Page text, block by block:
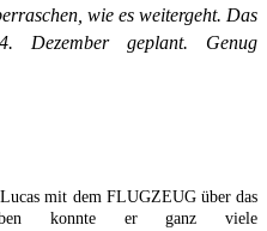
wie es weitergeht. Das
geplant. Genug
mit dem FLUGZEUG über das
konnte er ganz viele